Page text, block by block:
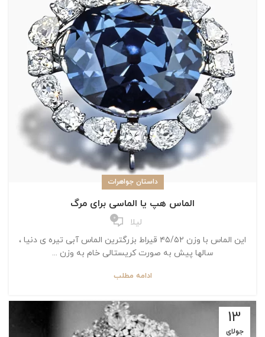
داستان جواهرات
الماس هپ یا الماسی برای مرگ
لیلا 0
این الماس با وزن ۴۵/۵۲ قیراط بزرگترین الماس آبی تیره ی دنیا ،
سالها پیش به صورت کریستالی خام به وزن ...
ادامه مطلب
13
جولای